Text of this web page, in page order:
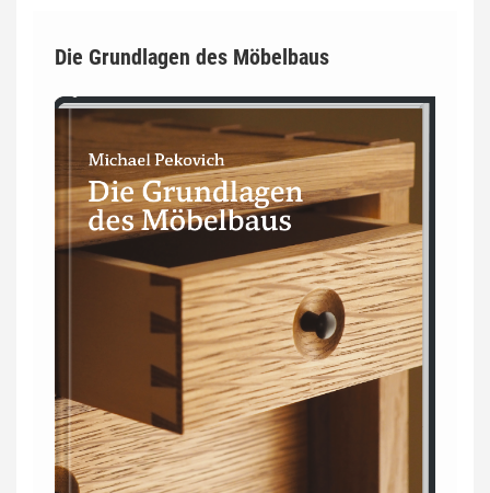
Die Grundlagen des Möbelbaus